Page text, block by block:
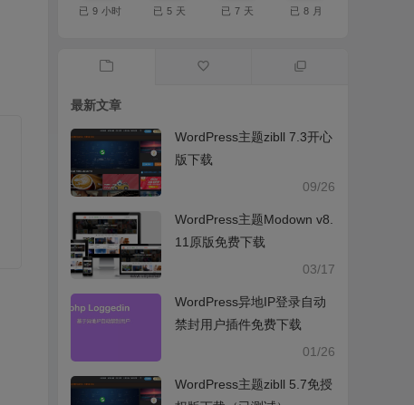
已 9 小时 已 5 天 已 7 天 已 8 月
最新文章
WordPress主题zibll 7.3开心
版下载
09/26
WordPress主题Modown v8.
11原版免费下载
03/17
WordPress异地IP登录自动
禁封用户插件免费下载
01/26
WordPress主题zibll 5.7免授